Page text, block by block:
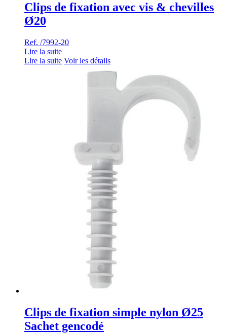
Clips de fixation avec vis & chevilles
Ø20
Ref. /7992-20
Lire la suite
Lire la suite Voir les détails
Clips de fixation simple nylon Ø25
Sachet gencodé